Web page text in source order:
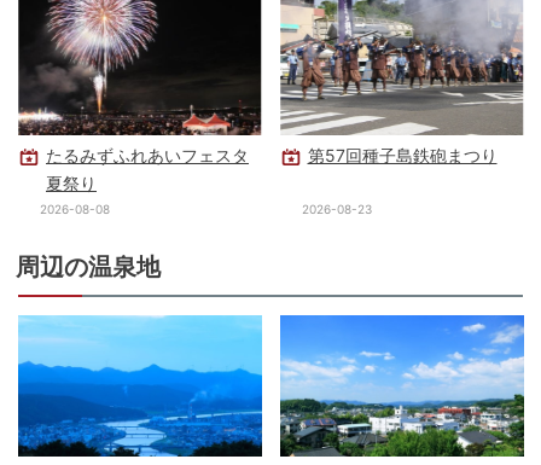
たるみずふれあいフェスタ
夏祭り
2026-08-08
第57回種子島鉄砲まつり
2026-08-23
周辺の温泉地